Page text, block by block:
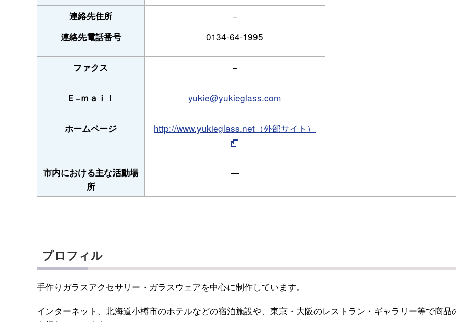
連絡先住所 −
連絡先電話番号 0134-64-1995
ファクス −
Ｅ−ｍａｉｌ yukie@yukieglass.com
ホームページ http://www.yukieglass.net（外部サイト）
市内における主な活動場
所
―
プロフィル
手作りガラスアクセサリー・ガラスウェアを中心に制作しています。
インターネット、北海道小樽市のホテルなどの宿泊施設や、東京・大阪のレストラン・ギャラリー等で商品